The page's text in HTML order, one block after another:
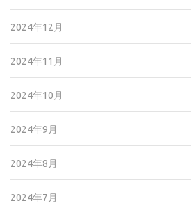
2024年12月
2024年11月
2024年10月
2024年9月
2024年8月
2024年7月